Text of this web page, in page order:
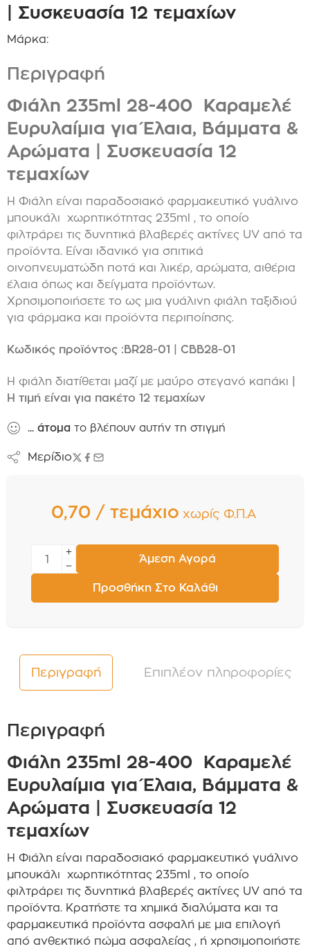
| Συσκευασία 12 τεμαχίων
Μάρκα:
Περιγραφή
Φιάλη 235ml 28-400 Καραμελέ
Ευρυλαίμια για Έλαια, Βάμματα &
Αρώματα | Συσκευασία 12
τεμαχίων
Η Φιάλη είναι παραδοσιακό φαρμακευτικό γυάλινο
μπουκάλι χωρητικότητας 235ml , το οποίο
φιλτράρει τις δυνητικά βλαβερές ακτίνες UV από τα
προϊόντα. Είναι ιδανικό για σπιτικά
οινοπνευματώδη ποτά και λικέρ, αρώματα, αιθέρια
έλαια όπως και δείγματα προϊόντων.
Χρησιμοποιήσετε το ως μια γυάλινη φιάλη ταξιδιού
για φάρμακα και προϊόντα περιποίησης.
Κωδικός προϊόντος :BR28-01 | CBB28-01
Η φιάλη διατίθεται μαζί με μαύρο στεγανό καπάκι
Η τιμή είναι για πακέτο 12 τεμαχίων
... άτομα το βλέπουν αυτήν τη στιγμή
Μερίδιο
0,70 / τεμάχιο χωρίς Φ.Π.Α
Προσθήκη Στο Καλάθι
Άμεση Αγορά
Περιγραφή Επιπλέον πληροφορίες
Περιγραφή
Φιάλη 235ml 28-400 Καραμελέ
Ευρυλαίμια για Έλαια, Βάμματα &
Αρώματα | Συσκευασία 12
τεμαχίων
Η Φιάλη είναι παραδοσιακό φαρμακευτικό γυάλινο
μπουκάλι χωρητικότητας 235ml , το οποίο
φιλτράρει τις δυνητικά βλαβερές ακτίνες UV από τα
προϊόντα. Κρατήστε τα χημικά διαλύματα και τα
φαρμακευτικά προϊόντα ασφαλή με μια επιλογή
από ανθεκτικό πώμα ασφαλείας , ή χρησιμοποιήστε